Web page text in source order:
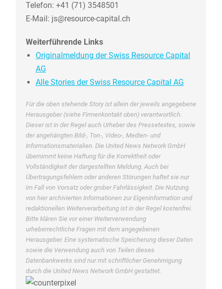
Telefon: +41 (71) 3548501
E-Mail: js@resource-capital.ch
Weiterführende Links
Originalmeldung der Swiss Resource Capital
AG
Alle Stories der Swiss Resource Capital AG
Für die oben stehende Story ist allein der jeweils angegebene
Herausgeber (siehe Firmenkontakt oben) verantwortlich.
Dieser ist in der Regel auch Urheber des Pressetextes, sowie
der angehängten Bild-, Ton-, Video-, Medien- und
Informationsmaterialien. Die United News Network GmbH
übernimmt keine Haftung für die Korrektheit oder
Vollständigkeit der dargestellten Meldung. Auch bei
Übertragungsfehlern oder anderen Störungen haftet sie nur
im Fall von Vorsatz oder grober Fahrlässigkeit. Die Nutzung
von hier archivierten Informationen zur Eigeninformation und
redaktionellen Weiterverarbeitung ist in der Regel kostenfrei.
Bitte klären Sie vor einer Weiterverwendung
urheberrechtliche Fragen mit dem angegebenen
Herausgeber. Eine systematische Speicherung dieser Daten
sowie die Verwendung auch von Teilen dieses
Datenbankwerks sind nur mit schriftlicher Genehmigung
durch die United News Network GmbH gestattet.